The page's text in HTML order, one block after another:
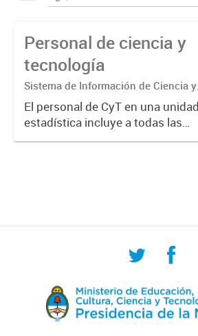
Personal de ciencia y
tecnología
Sistema de Información de Ciencia y
Tecnología Argentino (SICYTAR)
El personal de CyT en una unidad
estadística incluye a todas las
personas involucradas